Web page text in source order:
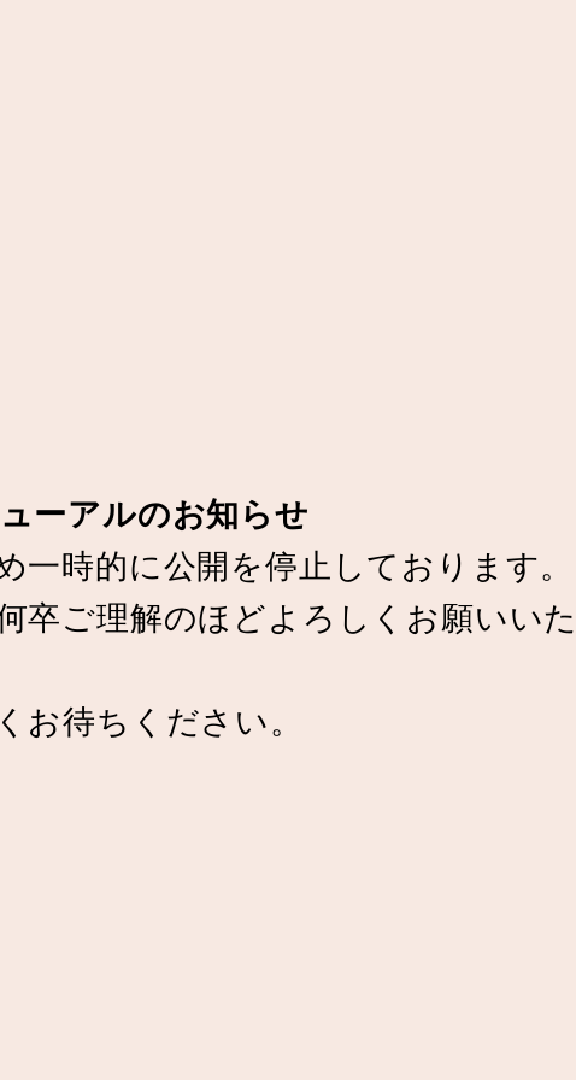
ーアルのお知らせ
時的に公開を停止しております。
卒ご理解のほどよろしくお願いい
お待ちください。